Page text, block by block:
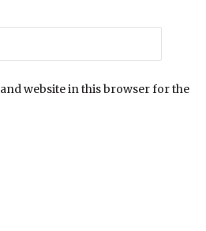
website in this browser for the